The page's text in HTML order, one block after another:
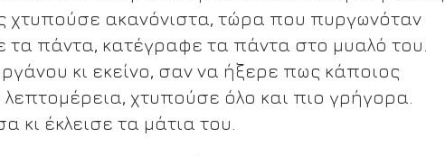
χτυπούσε ακανόνιστα, τώρα που πυργωνόταν
τα πάντα, κατέγραφε τα πάντα στο μυαλό του.
κι εκείνο, σαν να ήξερε πως κάποιος
χτυπούσε όλο και πιο γρήγορα.
κι έκλεισε τα μάτια του.